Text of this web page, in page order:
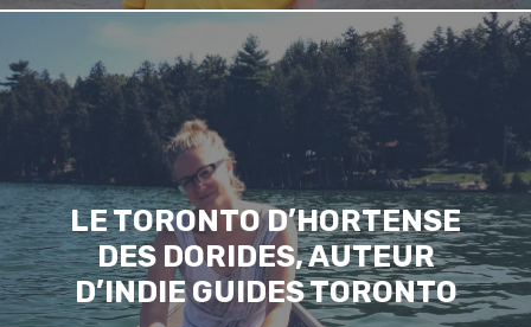
LE TORONTO D’HORTENSE
DES DORIDES, AUTEUR
D’INDIE GUIDES TORONTO